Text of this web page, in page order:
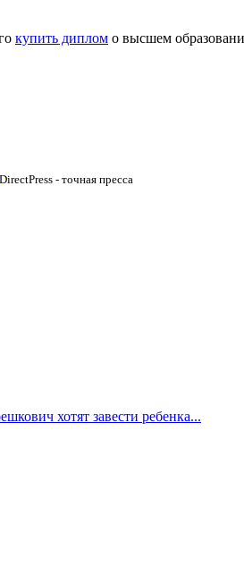
купить диплом о высшем
DirectPress - точная пресса
хотят завести ребенка...